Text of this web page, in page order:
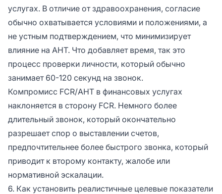
услугах. В отличие от здравоохранения, согласие
обычно охватывается условиями и положениями, а
не устным подтверждением, что минимизирует
влияние на AHT. Что добавляет время, так это
процесс проверки личности, который обычно
занимает 60-120 секунд на звонок.
Компромисс FCR/AHT в финансовых услугах
наклоняется в сторону FCR. Немного более
длительный звонок, который окончательно
разрешает спор о выставлении счетов,
предпочтительнее более быстрого звонка, который
приводит к второму контакту, жалобе или
нормативной эскалации.
6. Как установить реалистичные целевые показатели